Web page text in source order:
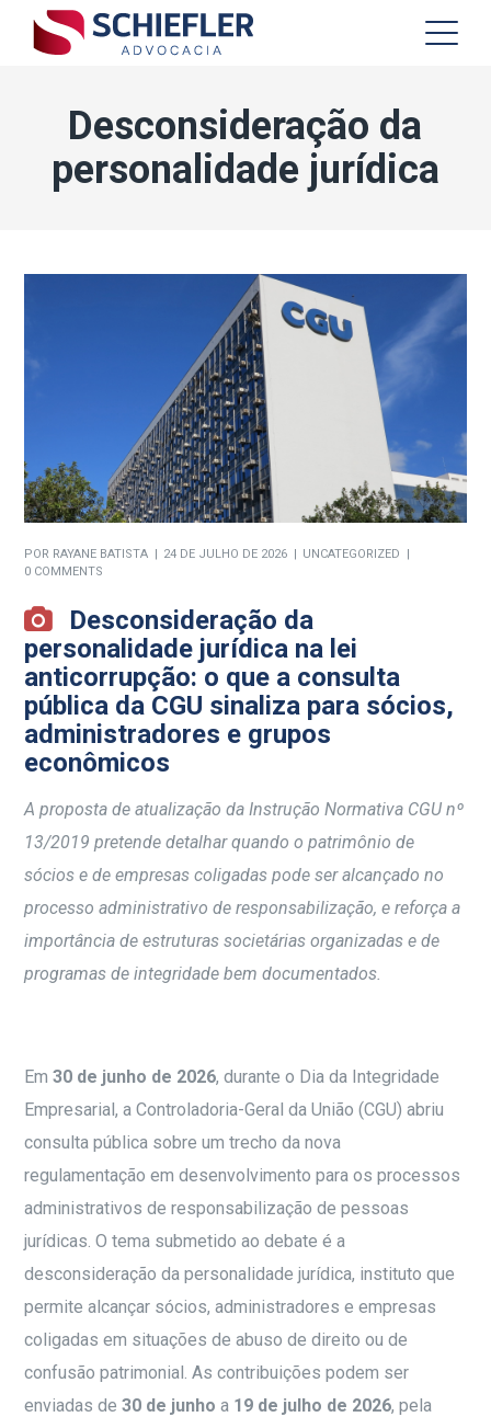
Desconsideração da
personalidade jurídica
POR RAYANE BATISTA 24 DE JULHO DE 2026
UNCATEGORIZED
0 COMMENTS
Desconsideração da
personalidade jurídica na lei
anticorrupção: o que a consulta
pública da CGU sinaliza para sócios,
administradores e grupos
econômicos
A proposta de atualização da Instrução Normativa CGU nº
13/2019 pretende detalhar quando o patrimônio de
sócios e de empresas coligadas pode ser alcançado no
processo administrativo de responsabilização, e reforça a
importância de estruturas societárias organizadas e de
programas de integridade bem documentados.
Em30 de junho de 2026, durante o Dia da Integridade
Empresarial, a Controladoria-Geral da União (CGU) abriu
consulta pública sobre um trecho da nova
regulamentação em desenvolvimento para os processos
administrativos de responsabilização de pessoas
jurídicas. O tema submetido ao debate é a
desconsideração da personalidade jurídica, instituto que
permite alcançar sócios, administradores e empresas
coligadas em situações de abuso de direito ou de
confusão patrimonial. As contribuições podem ser
enviadas de30 de junho a 19 de julho de 2026, pela